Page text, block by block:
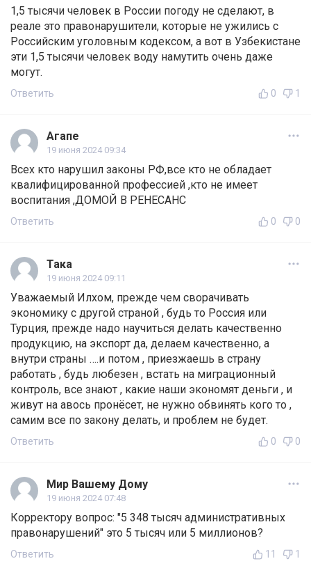
1,5 тысячи человек в России погоду не сделают, в
реале это правонарушители, которые не ужились с
Российским уголовным кодексом, а вот в Узбекистане
эти 1,5 тысячи человек воду намутить очень даже
могут.
Ответить 0 1
Агапе
19 июня 2024 09:34
Всех кто нарушил законы РФ,все кто не обладает
квалифицированной профессией ,кто не имеет
воспитания ,ДОМОЙ В РЕНЕСАНС
Ответить 0 0
Така
19 июня 2024 09:11
Уважаемый Илхом, прежде чем сворачивать
экономику с другой страной , будь то Россия или
Турция, прежде надо научиться делать качественно
продукцию, на экспорт да, делаем качественно, а
внутри страны ….и потом , приезжаешь в страну
работать , будь любезен , встать на миграционный
контроль, все знают , какие наши экономят деньги , и
живут на авось пронёсет, не нужно обвинять кого то ,
самим все по закону делать, и проблем не будет.
Ответить 0 0
Мир Вашему Дому
19 июня 2024 07:48
Корректору вопрос: "5 348 тысяч административных
правонарушений" это 5 тысяч или 5 миллионов?
Ответить 11 1